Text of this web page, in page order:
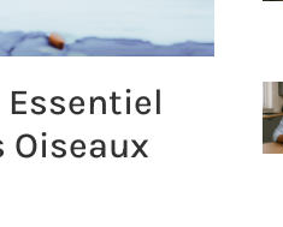
Oiseaux